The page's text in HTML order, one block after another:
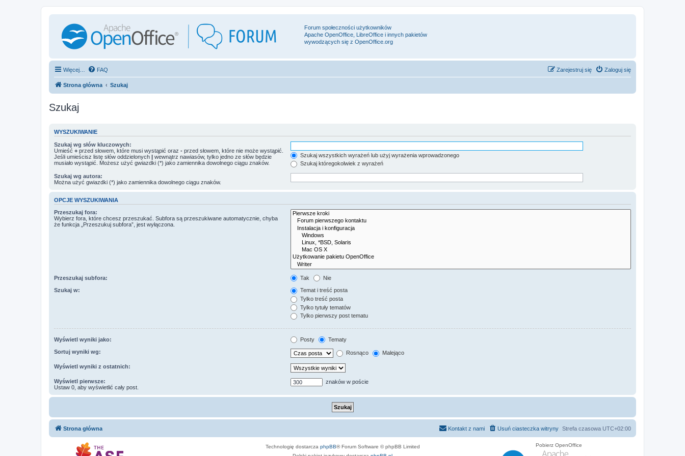
Forum społeczności użytkowników
Apache OpenOffice, LibreOffice i innych pakietów
wywodzących się z OpenOffice.org
Więcej… FAQ Zaloguj się
Zarejestruj się
Strona główna Szukaj
Szukaj
WYSZUKIWANIE
Szukaj wg słów kluczowych:
Umieść + przed słowem, które musi wystąpić oraz - przed słowem, które nie może wystąpić.
Jeśli umieścisz listę słów oddzielonych | wewnątrz nawiasów, tylko jedno ze słów będzie
musiało wystąpić. Możesz użyć gwiazdki (*) jako zamiennika dowolnego ciągu znaków.
Szukaj wszystkich wyrażeń lub użyj wyrażenia wprowadzonego
Szukaj któregokolwiek z wyrażeń
Szukaj wg autora:
Można użyć gwiazdki (*) jako zamiennika dowolnego ciągu znaków.
OPCJE WYSZUKIWANIA
Przeszukaj fora:
Wybierz fora, które chcesz przeszukać. Subfora są przeszukiwane automatycznie, chyba
że funkcja „Przeszukuj subfora”, jest wyłączona.
Przeszukaj subfora: Tak Nie
Szukaj w:
Temat i treść posta
Tylko treść posta
Tylko tytuły tematów
Tylko pierwszy post tematu
Wyświetl wyniki jako: Posty Tematy
Sortuj wyniki wg: Rosnąco Malejąco
Wyświetl wyniki z ostatnich:
Wyświetl pierwsze:
Ustaw 0, aby wyświetlić cały post.
znaków w poście
Strona główna Strefa czasowa UTC+02:00
Usuń ciasteczka witryny
Kontakt z nami
Technologię dostarcza phpBB® Forum Software © phpBB Limited
Pobierz OpenOffice